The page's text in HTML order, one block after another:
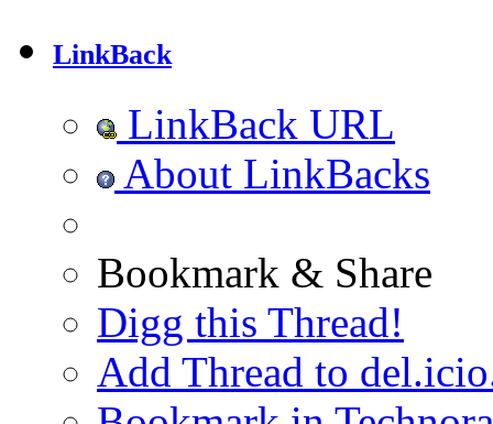
LinkBack
LinkBack URL
About LinkBacks
Bookmark & Share
Digg this Thread!
Add Thread to